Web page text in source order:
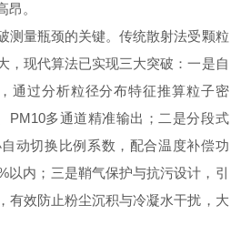
昂。
量瓶颈的关键。传统散射法受颗粒
，现代算法已实现三大突破：一是自
通过分析粒径分布特征推算粒子密
PM10多通道精准输出；二是分段式
动切换比例系数，配合温度补偿功
以内；三是鞘气保护与抗污设计，引
有效防止粉尘沉积与冷凝水干扰，大